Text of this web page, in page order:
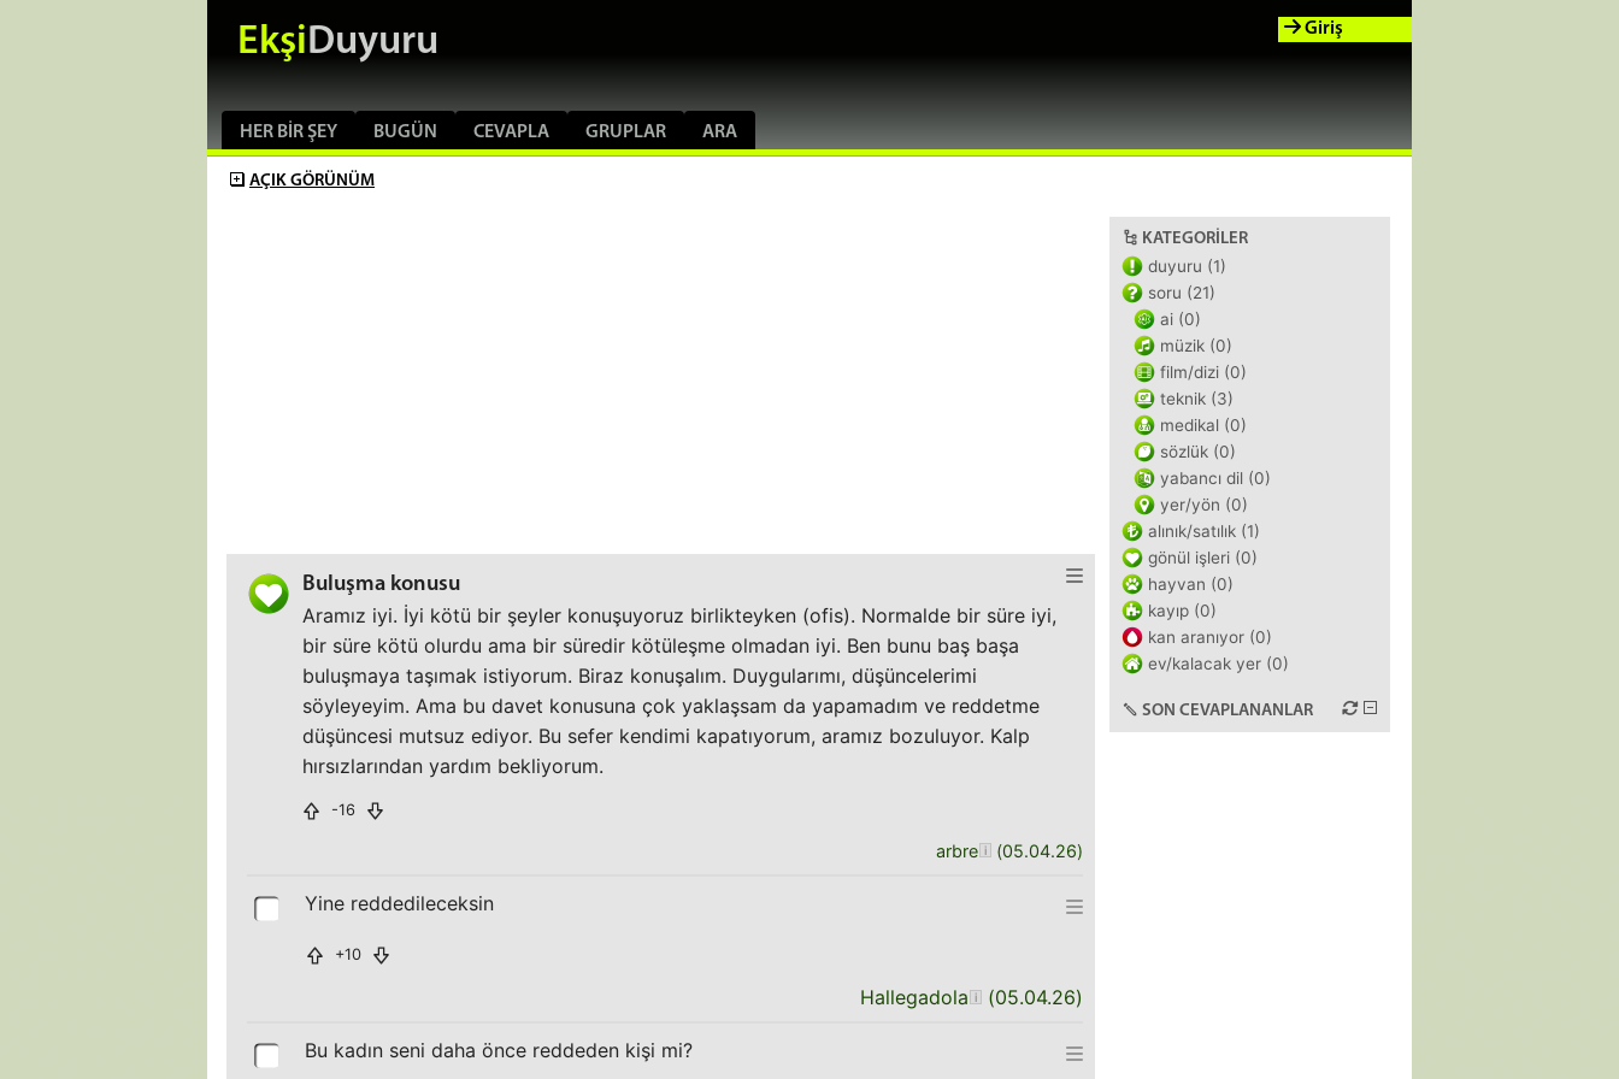
EkşiDuyuru
HER BIR ŞEY BUGÜN CEVAPLA GRUPLAR ARA
Giriş
AÇIK GÖRÜNÜM
Buluşma konusu
Aramız iyi. İyi kötü bir şeyler konuşuyoruz birlikteyken (ofis). Normalde bir süre iyi,
bir süre kötü olurdu ama bir süredir kötüleşme olmadan iyi. Ben bunu baş başa
buluşmaya taşımak istiyorum. Biraz konuşalım. Duygularımı, düşüncelerimi
söyleyeyim. Ama bu davet konusuna çok yaklaşsam da yapamadım ve reddetme
düşüncesi mutsuz ediyor. Bu sefer kendimi kapatıyorum, aramız bozuluyor. Kalp
hırsızlarından yardım bekliyorum.
-16
arbre (05.04.26)
Yine reddedileceksin
+10
Hallegadola (05.04.26)
Bu kadın seni daha önce reddeden kişi mi?
KATEGORILER
duyuru (1)
soru (21)
ai (0)
müzik (0)
film/dizi (0)
teknik (3)
medikal (0)
sözlük (0)
yabancı dil (0)
yer/yön (0)
alınık/satılık (1)
gönül işleri (0)
hayvan (0)
kayıp (0)
kan aranıyor (0)
ev/kalacak yer (0)
SON CEVAPLANANLAR